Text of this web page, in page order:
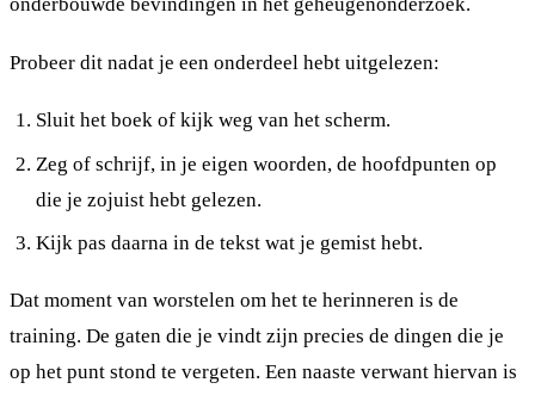
onderbouwde bevindingen in het geheugenonderzoek.
Probeer dit nadat je een onderdeel hebt uitgelezen:
Sluit het boek of kijk weg van het scherm.
Zeg of schrijf, in je eigen woorden, de hoofdpunten op
die je zojuist hebt gelezen.
Kijk pas daarna in de tekst wat je gemist hebt.
Dat moment van worstelen om het te herinneren is de
training. De gaten die je vindt zijn precies de dingen die je
op het punt stond te vergeten. Een naaste verwant hiervan is